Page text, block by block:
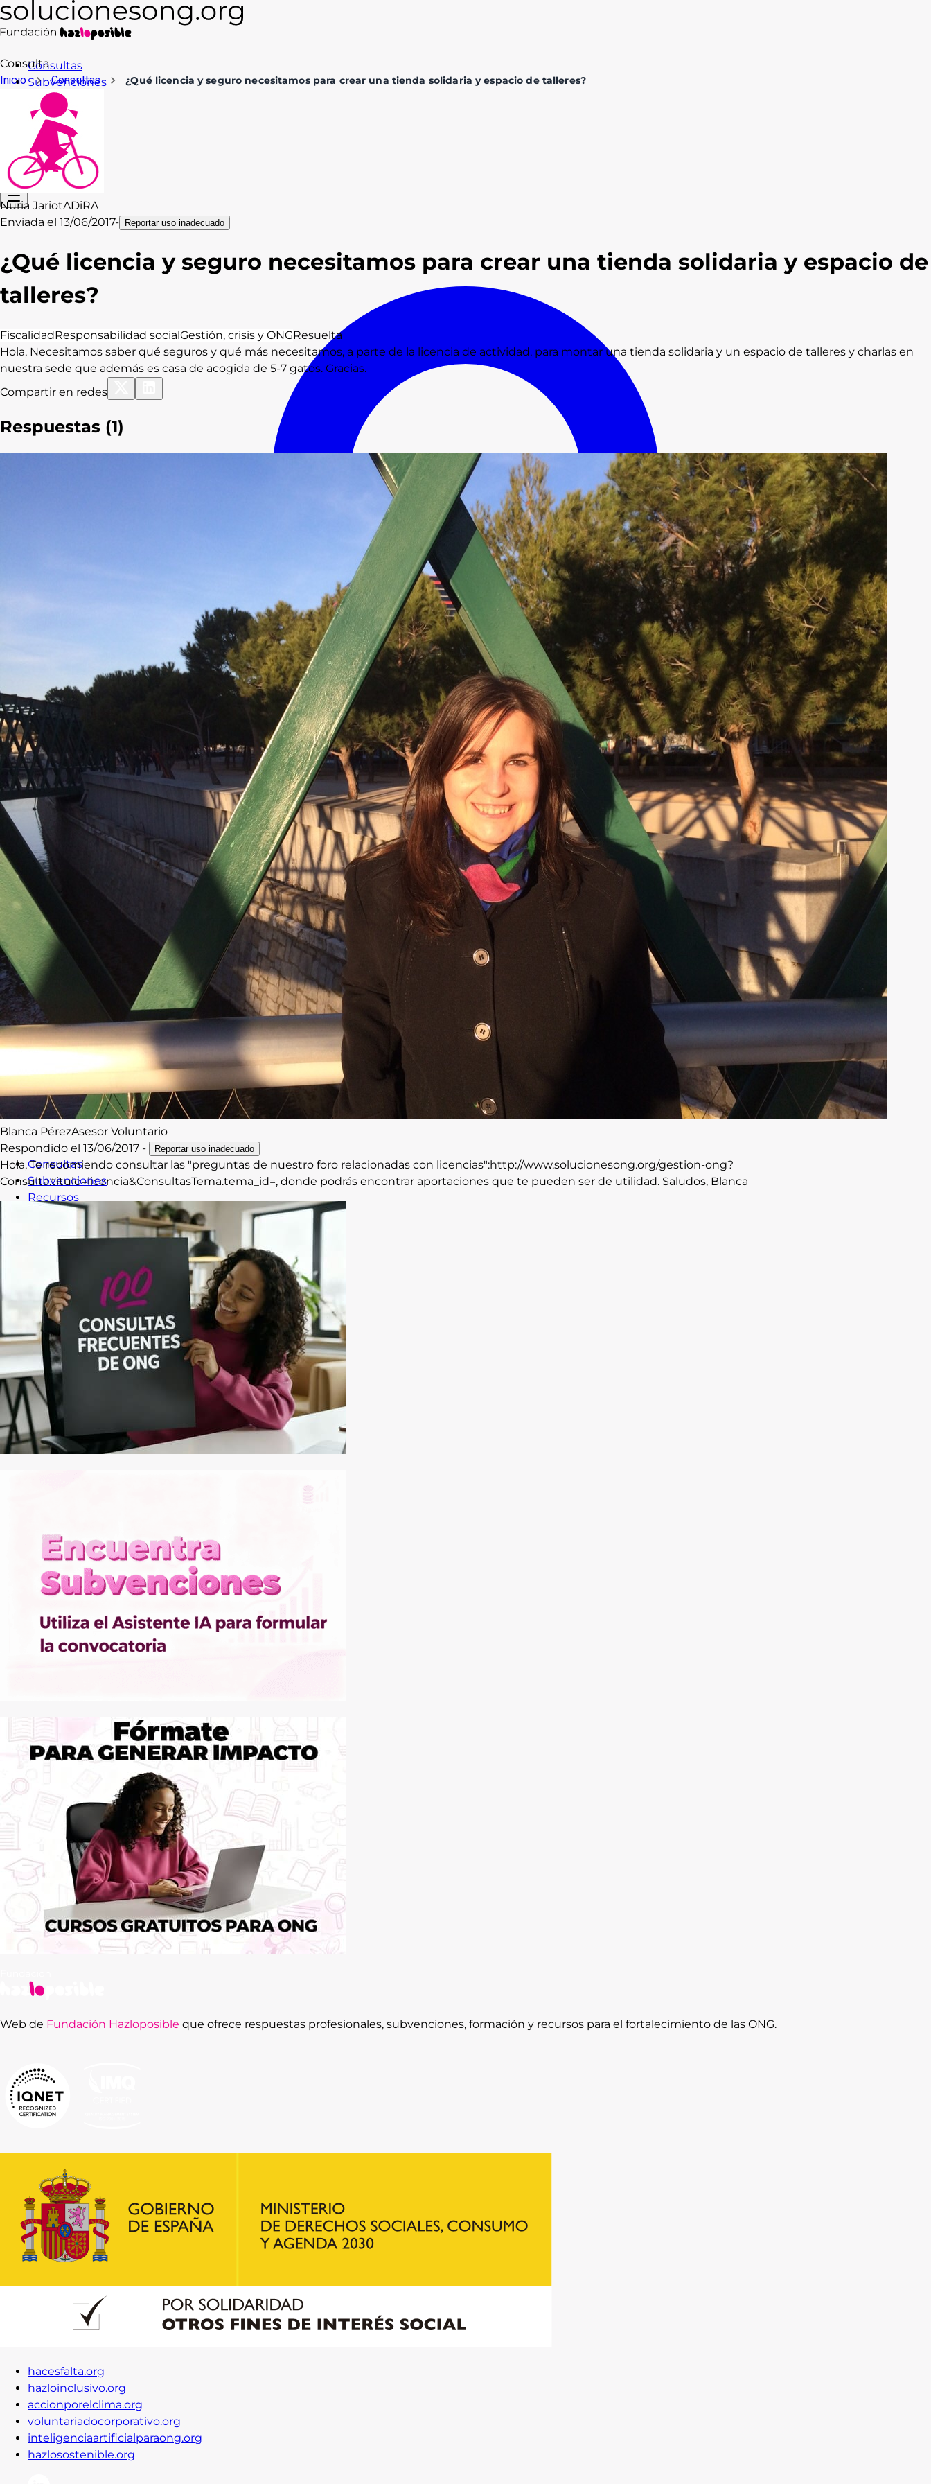
Consultas
Subvenciones
Formación
Recursos
Blog
Contacto
Acceso
Consultas
Subvenciones
Recursos
Formación
Contacto
Iniciar Sesión
Consulta
Inicio
Consultas ¿Qué licencia y seguro necesitamos para crear una tienda solidaria y espacio de talleres?
Nuria JariotADiRA
Enviada el 13/06/2017- Reportar uso inadecuado
¿Qué licencia y seguro necesitamos para crear una tienda solidaria y espacio de
talleres?
FiscalidadResponsabilidad socialGestión, crisis y ONGResuelta
Hola, Necesitamos saber qué seguros y qué más necesitamos, a parte de la licencia de actividad, para montar una tienda solidaria y un espacio de talleres y charlas en
nuestra sede que además es casa de acogida de 5-7 gatos. Gracias.
Compartir en redes
Respuestas (1)
Blanca PérezAsesor Voluntario
Respondido el 13/06/2017 - Reportar uso inadecuado
Hola, Te recomiendo consultar las "preguntas de nuestro foro relacionadas con licencias":http://www.solucionesong.org/gestion-ong?
Consulta.titulo=licencia&ConsultasTema.tema_id=, donde podrás encontrar aportaciones que te pueden ser de utilidad. Saludos, Blanca
Web de Fundación Hazloposible que ofrece respuestas profesionales, subvenciones, formación y recursos para el fortalecimiento de las ONG.
hacesfalta.org
hazloinclusivo.org
accionporelclima.org
voluntariadocorporativo.org
inteligenciaartificialparaong.org
hazlosostenible.org